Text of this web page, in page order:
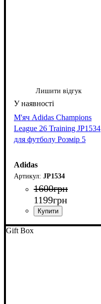
Лишити відгук
М'яч Adidas Champions
League 26 Training JP1534
для футболу Розмір 5
Adidas
JP1534
1600грн
1199грн
Gift Box